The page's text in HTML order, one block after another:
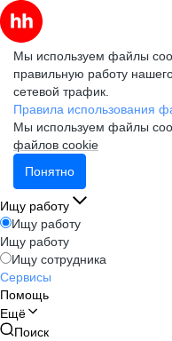
Мы используем файлы
правильную работу
сетевой трафик.
Правила использования
Мы используем файлы
файлов cookie
Понятно
Ищу работу
Ищу работу
Ищу работу
Ищу сотрудника
Сервисы
Помощь
Ещё
Поиск